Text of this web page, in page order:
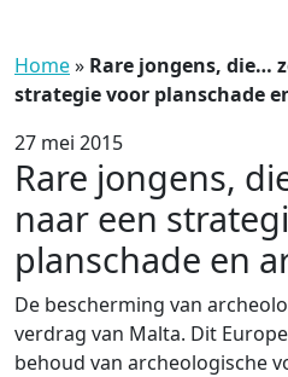
Home» Rare jongens, die…
strategie voor planschade
27 mei 2015
Rare jongens,
naar een
planschade en
De bescherming van
verdrag van Malta. Dit
behoud van archeologische